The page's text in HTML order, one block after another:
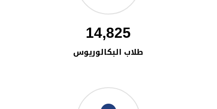
14,825
طلاب البكالوريوس